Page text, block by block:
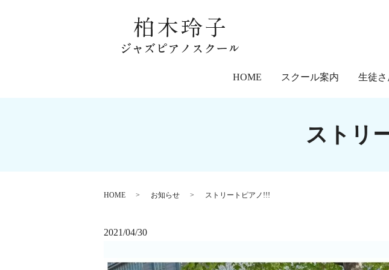
HOME スクール案内 生徒
ストリ
HOME お知らせ ストリートピアノ!!!
2021/04/30